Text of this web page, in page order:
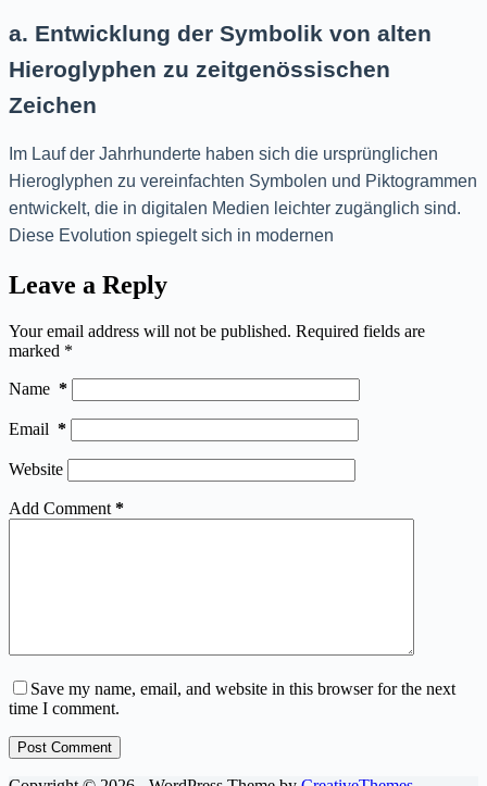
a. Entwicklung der Symbolik von alten
Hieroglyphen zu zeitgenössischen
Zeichen
Im Lauf der Jahrhunderte haben sich die ursprünglichen
Hieroglyphen zu vereinfachten Symbolen und Piktogrammen
entwickelt, die in digitalen Medien leichter zugänglich sind.
Diese Evolution spiegelt sich in modernen
Leave a Reply
Your email address will not be published. Required fields are
marked *
Name *
Email *
Website
Add Comment *
Save my name, email, and website in this browser for the next
time I comment.
Post Comment